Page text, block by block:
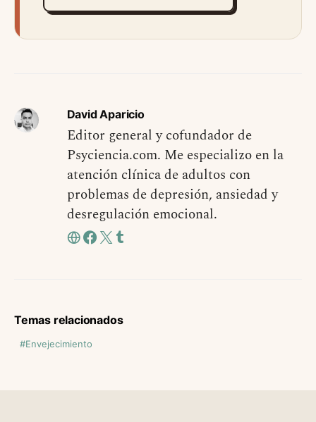
David Aparicio
Editor general y cofundador de
Psyciencia.com. Me especializo en la
atención clínica de adultos con
problemas de depresión, ansiedad y
desregulación emocional.
Temas relacionados
Envejecimiento